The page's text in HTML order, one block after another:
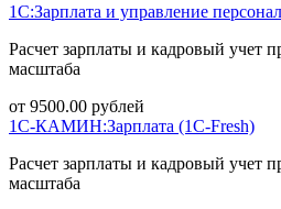
1С:Зарплата и управление
Расчет зарплаты и кадровый учет
масштаба
от 9500.00 рублей
1С-КАМИН:Зарплата (1С-Fresh)
Расчет зарплаты и кадровый учет
масштаба